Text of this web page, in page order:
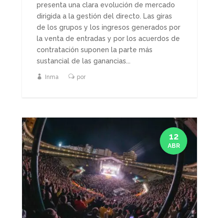
presenta una clara evolución de mercado
dirigida a la gestión del directo. Las giras
de los grupos y los ingresos generados por
la venta de entradas y por los acuerdos de
contratación suponen la parte más
sustancial de las ganancias...
Inma por
12
ABR